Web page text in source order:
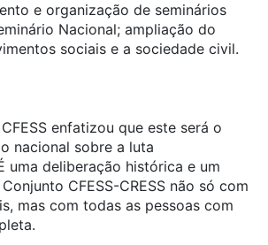
e organização de seminários
Nacional; ampliação do
sociais e a sociedade civil.
enfatizou que este será o
nacional sobre a luta
uma deliberação histórica e um
CFESS-CRESS não só com
mas com todas as pessoas com